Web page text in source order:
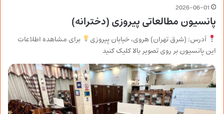
2026-06-01
پانسیون مطالعاتی پیروزی (دخترانه)
آدرس: (شرق تهران) هروی، خیابان پیروزی
برای مشاهده اطلاعات
این پانسیون بر روی تصویر بالا کلیک کنید